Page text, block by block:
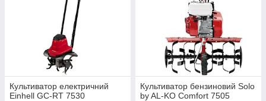
Культиватор електричний
Einhell GC-RT 7530
Культиватор бензиновий Solo
by AL-KO Comfort 7505